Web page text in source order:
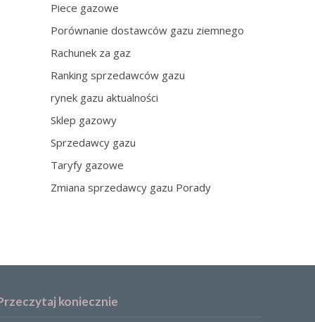
Piece gazowe
Porównanie dostawców gazu ziemnego
Rachunek za gaz
Ranking sprzedawców gazu
rynek gazu aktualności
Sklep gazowy
Sprzedawcy gazu
Taryfy gazowe
Zmiana sprzedawcy gazu Porady
koniecznie